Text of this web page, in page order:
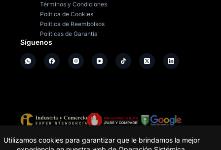
Utilizamos cookies para garantizar que le brindamos la mejor
Términos y Condiciones
Política de Cookies
Política de Reembolsos
Políticas de Garantía
Síguenos
Copyright © - Operación Sistémica